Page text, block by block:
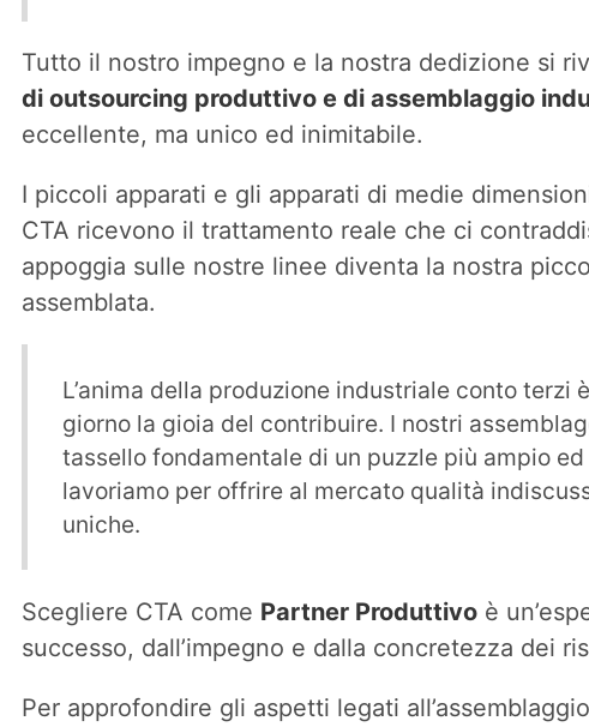
Tutto il nostro impegno e la nostra dedizione si
di outsourcing produttivo e di assemblaggio
eccellente, ma unico ed inimitabile.
I piccoli apparati e gli apparati di medie
CTA ricevono il trattamento reale che ci
appoggia sulle nostre linee diventa la nostra
assemblata.
L’anima della produzione industriale conto terzi
giorno la gioia del contribuire. I nostri
tassello fondamentale di un puzzle più ampio
lavoriamo per offrire al mercato qualità
uniche.
Scegliere CTA come Partner Produttivo è
successo, dall’impegno e dalla concretezza dei
Per approfondire gli aspetti legati